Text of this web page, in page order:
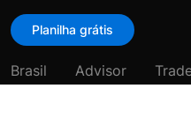
Planilha grátis
Brasil Advisor